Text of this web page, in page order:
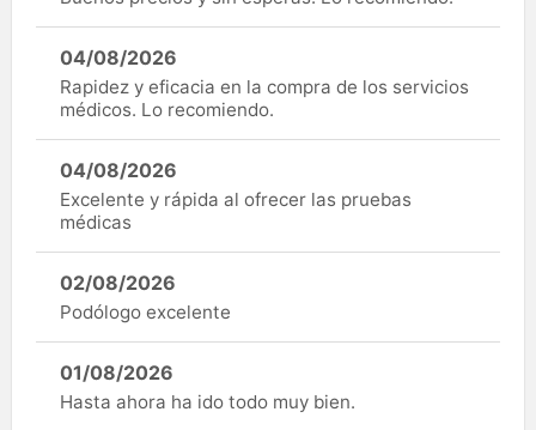
04/08/2026
Rapidez y eficacia en la compra de los servicios
médicos. Lo recomiendo.
04/08/2026
Excelente y rápida al ofrecer las pruebas
médicas
02/08/2026
Podólogo excelente
01/08/2026
Hasta ahora ha ido todo muy bien.